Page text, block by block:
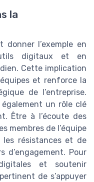
la
donner l’exemple en
digitaux et en
Cette implication
et renforce la
de l’entreprise.
également un rôle clé
Être à l’écoute des
membres de l’équipe
les résistances et de
d’engagement. Pour
et soutenir
de s’appuyer